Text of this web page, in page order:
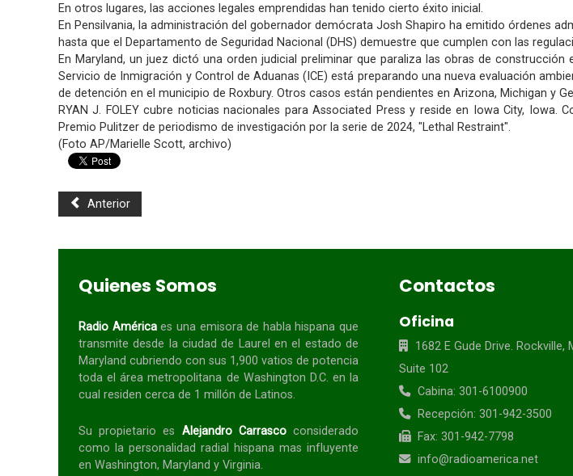
En otros lugares, las acciones legales emprendidas han tenido cierto éxito inicial.
En Pensilvania, la administración del gobernador demócrata Josh Shapiro ha emitido órdenes
hasta que el Departamento de Seguridad Nacional (DHS) demuestre que cumplen con las
En Maryland, un juez dictó una orden judicial preliminar que paraliza las obras de
Servicio de Inmigración y Control de Aduanas (ICE) está preparando una nueva evaluación
de detención en el municipio de Roxbury. Otros casos están pendientes en Arizona, Michigan y
RYAN J. FOLEY cubre noticias nacionales para Associated Press y reside en Iowa City,
Premio Pulitzer de periodismo de investigación por la serie de 2024, "Lethal Restraint".
(Foto AP/Marielle Scott, archivo)
Anterior
Quienes Somos
Radio Américaes una emisora de habla hispana que
transmite desde la ciudad de Laurel en el estado de
Maryland cubriendo con sus 1,900 vatios de potencia
toda el área metropolitana de Washington D.C. en la
cual residen cerca de 1 millón de Latinos.
Su propietario es Alejandro Carrascoconsiderado
como la personalidad radial
hispana mas influyente
en Washington, Maryland y Virginia.
Contactos
Oficina
1682 E Gude Drive. Rockville,
Suite 102
Cabina: 301-6100900
Recepción: 301-942-3500
Fax: 301-942-7798
info@radioamerica.net